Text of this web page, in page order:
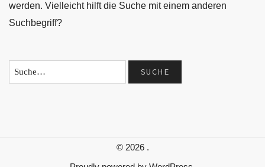
werden. Vielleicht hilft die Suche mit einem anderen
Suchbegriff?
© 2026 .